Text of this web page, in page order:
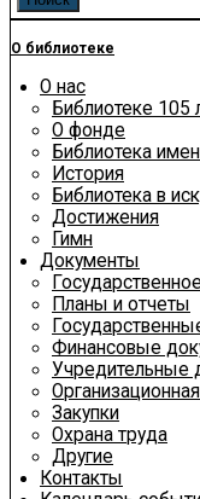
О библиотеке
О нас
Библиотеке 105
О фонде
Библиотека
История
Библиотека в
Достижения
Гимн
Документы
Планы и отчеты
Финансовые
Учредительные
Закупки
Охрана труда
Другие
Контакты